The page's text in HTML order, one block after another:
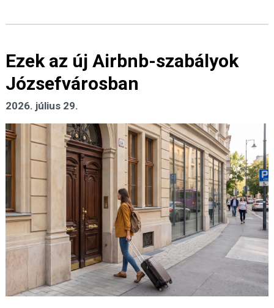
Ezek az új Airbnb-szabályok
Józsefvárosban
2026. július 29.